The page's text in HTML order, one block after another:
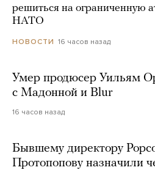
решиться на ограниченную
НАТО
НОВОСТИ 16 часов назад
Умер продюсер Уильям
с Мадонной и Blur
16 часов назад
Бывшему директору
Протопопову назначили